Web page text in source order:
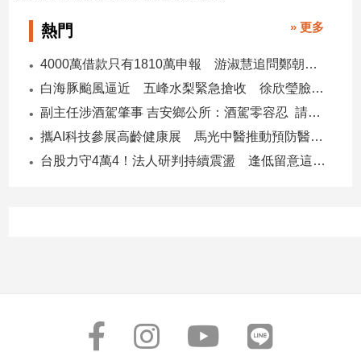
／
電
薦
科
技/
戲
熱門 » 更多
4000萬借款只有1810萬申報 游淑慧追問鄭朝方：2190萬差額去哪了
白海豚颱風逼近 五峰水梨緊急搶收 徐欣瑩臉書急呼「搶救五峰水梨」
副主任涉酒駕肇事 吉安鄉公所：酒駕零容忍 請辭獲准
攜AI科技參展高齡健康展 馬光中醫推動預防醫學迎接長壽新經濟
台股力守4萬4！法人研判持續震盪 逢低留意這些族群